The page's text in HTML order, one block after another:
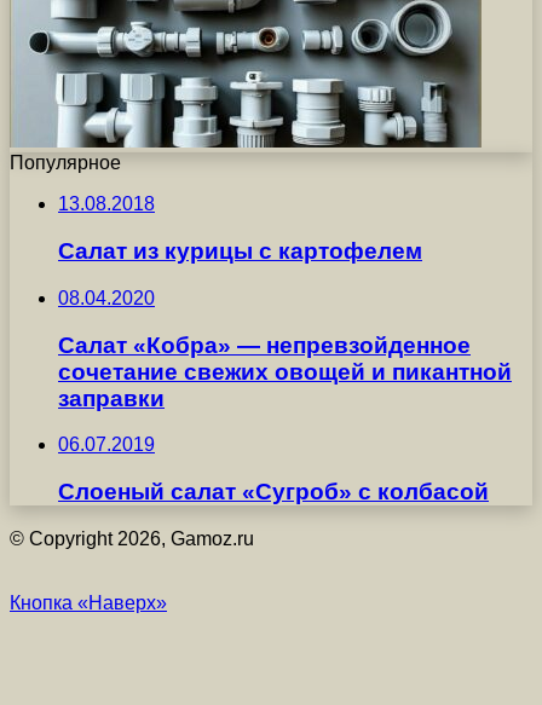
Популярное
13.08.2018
Салат из курицы с картофелем
08.04.2020
Салат «Кобра» — непревзойденное
сочетание свежих овощей и пикантной
заправки
06.07.2019
Слоеный салат «Сугроб» с колбасой
© Copyright 2026, Gamoz.ru
Кнопка «Наверх»